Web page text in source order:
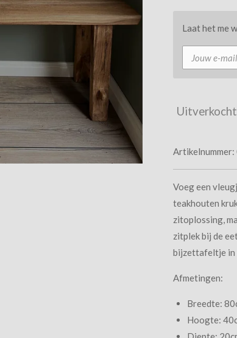
Laat het me
Uitverkocht
Artikelnummer:
Voeg een
teakhouten
zitoplossing,
zitplek bij de
bijzettafeltje in
Afmetingen:
Breedte:
Hoogte: